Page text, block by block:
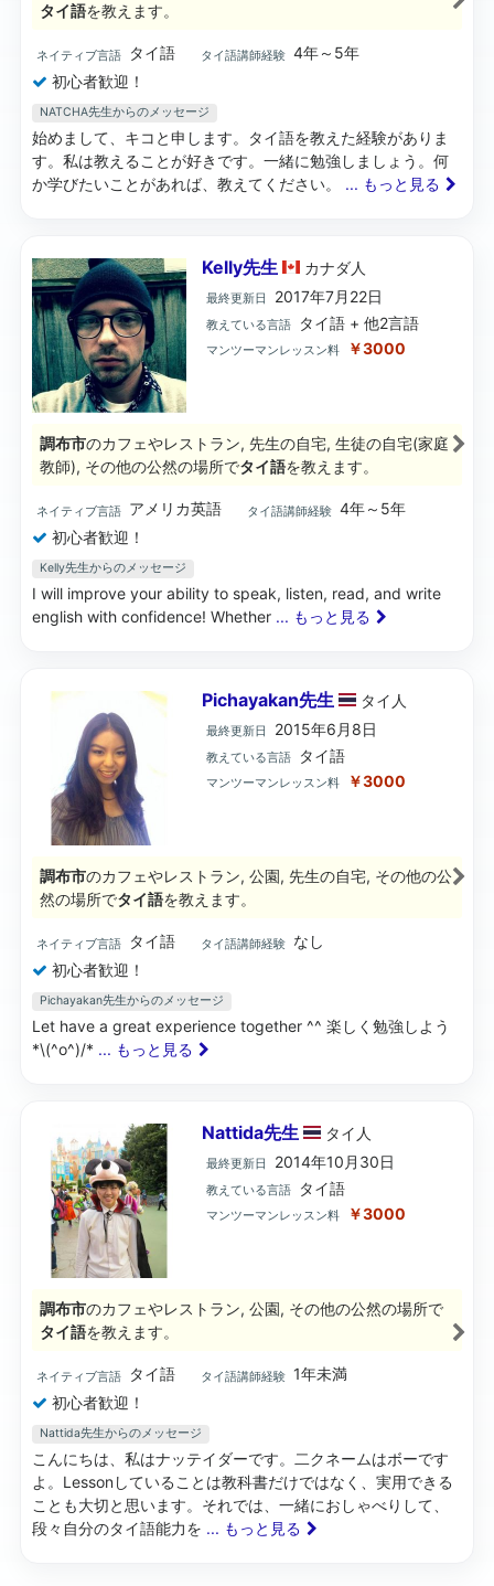
タイ語を教えます。
ネイティブ言語 タイ語 タイ語講師経験 4年～5年
初心者歓迎！
NATCHA先生からのメッセージ
始めまして、キコと申します。タイ語を教えた経験がありま
す。私は教えることが好きです。一緒に勉強しましょう。何
か学びたいことがあれば、教えてください。 ... もっと見る
Kelly先生 カナダ人
最終更新日 2017年7月22日
教えている言語 タイ語 + 他2言語
マンツーマンレッスン料 ￥3000
調布市のカフェやレストラン, 先生の自宅, 生徒の自宅(家庭
教師), その他の公然の場所でタイ語を教えます。
ネイティブ言語 アメリカ英語 タイ語講師経験 4年～5年
初心者歓迎！
Kelly先生からのメッセージ
I will improve your ability to speak, listen, read, and write
english with confidence! Whether ... もっと見る
Pichayakan先生 タイ 人
最終更新日 2015年6月8日
教えている言語 タイ語
マンツーマンレッスン料 ￥3000
調布市のカフェやレストラン, 公園, 先生の自宅, その他の公
然の場所でタイ語を教えます。
ネイティブ言語 タイ語 タイ語講師経験
なし
初心者歓迎！
Pichayakan先生からのメッセージ
Let have a great experience together ^^ 楽しく勉強しよう
*\(^o^)/* ... もっと見る
Nattida先生 タイ 人
最終更新日 2014年10月30日
教えている言語 タイ語
マンツーマンレッスン料 ￥3000
調布市のカフェやレストラン, 公園, その他の公然の場所で
タイ語を教えます。
ネイティブ言語 タイ語 タイ語講師経験 1年未満
初心者歓迎！
Nattida先生からのメッセージ
こんにちは、私はナッテイダーです。二クネームはボーです
よ。Lessonしていることは教科書だけではなく、実用できる
ことも大切と思います。それでは、一緒におしゃべりして、
段々自分のタイ語能力を ... もっと見る